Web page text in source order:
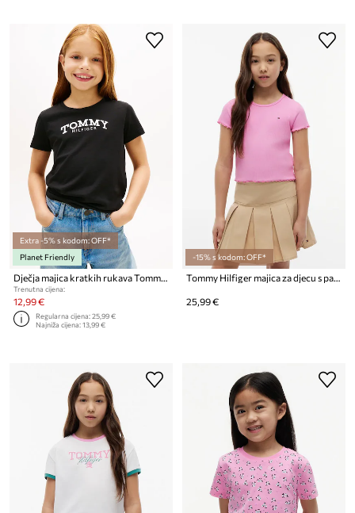
Extra -5% s kodom: OFF*
Planet Friendly
Dječja majica kratkih rukava Tommy Hilfiger
Trenutna cijena:
12,99 €
Regularna cijena:25,99 €
Najniža cijena:13,99 €
-15% s kodom: OFF*
Tommy Hilfiger majica za djecu s pamukom
25,99 €